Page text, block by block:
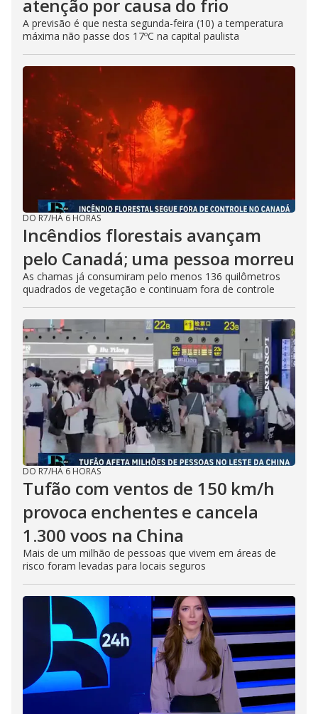
atenção por causa do frio
A previsão é que nesta segunda-feira (10) a temperatura
máxima não passe dos 17ºC na capital paulista
DO R7/HÁ 6 HORAS
Incêndios florestais avançam
pelo Canadá; uma pessoa morreu
As chamas já consumiram pelo menos 136 quilômetros
quadrados de vegetação e continuam fora de controle
DO R7/HÁ 6 HORAS
Tufão com ventos de 150 km/h
provoca enchentes e cancela
1.300 voos na China
Mais de um milhão de pessoas que vivem em áreas de
risco foram levadas para locais seguros